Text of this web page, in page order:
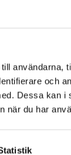
användarna,
och
Dessa kan i
när du har